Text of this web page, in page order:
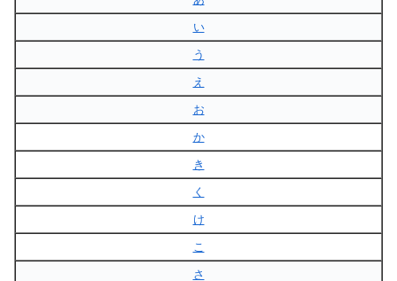
い
う
え
お
か
き
く
け
こ
さ